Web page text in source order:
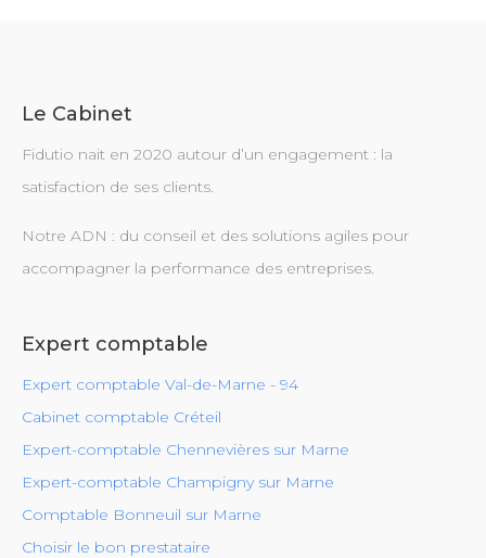
Le Cabinet
Fidutio nait en 2020 autour d’un engagement : la
satisfaction de ses clients.
Notre ADN : du conseil et des solutions agiles pour
accompagner la performance des entreprises.
Expert comptable
Expert comptable Val-de-Marne - 94
Cabinet comptable Créteil
Expert-comptable Chennevières sur Marne
Expert-comptable Champigny sur Marne
Comptable Bonneuil sur Marne
Choisir le bon prestataire